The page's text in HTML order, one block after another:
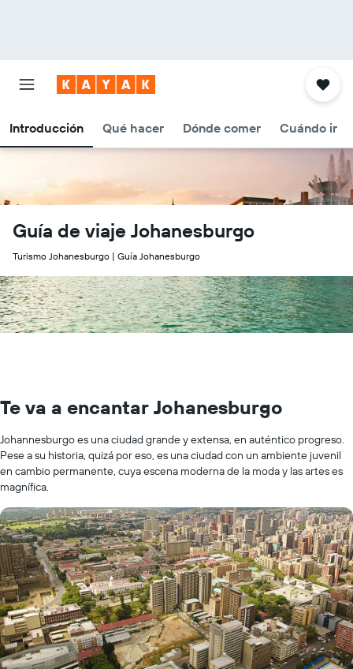
Introducción Qué hacer Dónde comer Cuándo ir
Guía de viaje Johanesburgo
Turismo Johanesburgo | Guía Johanesburgo
Te va a encantar Johanesburgo
Johannesburgo es una ciudad grande y extensa, en auténtico progreso.
Pese a su historia, quizá por eso, es una ciudad con un ambiente juvenil
en cambio permanente, cuya escena moderna de la moda y las artes es
magnífica.